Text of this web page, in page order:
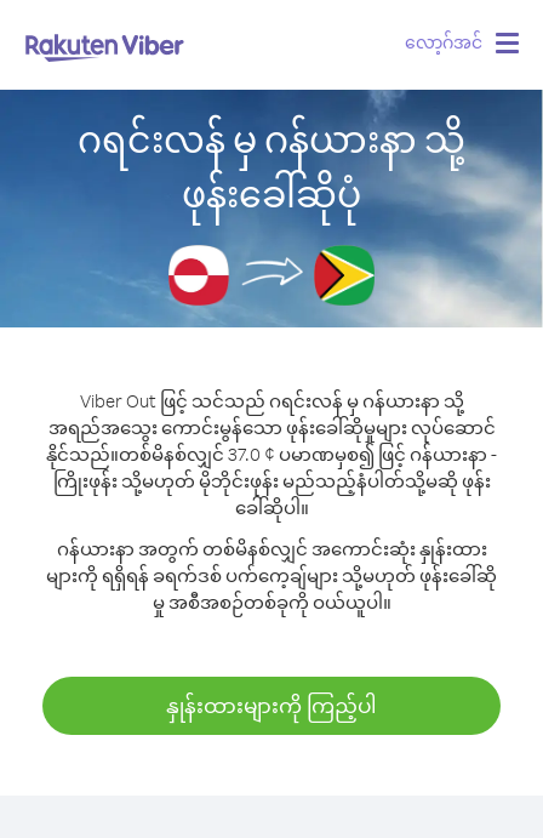
လော့ဂ်အင်
ဂရင်းလန် မှ ဂန်ယားနာ သို့
ဖုန်းခေါ်ဆိုပုံ
Viber Out ဖြင့် သင်သည် ဂရင်းလန် မှ ဂန်ယားနာ သို့
အရည်အသွေး ကောင်းမွန်သော ဖုန်းခေါ်ဆိုမှုများ လုပ်ဆောင်
နိုင်သည်။တစ်မိနစ်လျှင် 37.0 ¢ ပမာဏမှစ၍ ဖြင့် ဂန်ယားနာ -
ကြိုးဖုန်း သို့မဟုတ် မိုဘိုင်းဖုန်း မည်သည့်နံပါတ်သို့မဆို ဖုန်း
ခေါ်ဆိုပါ။
ဂန်ယားနာ အတွက် တစ်မိနစ်လျှင် အကောင်းဆုံး နှုန်းထား
များကို ရရှိရန် ခရက်ဒစ် ပက်ကေ့ချ်များ သို့မဟုတ် ဖုန်းခေါ်ဆို
မှု အစီအစဉ်တစ်ခုကို ဝယ်ယူပါ။
နှုန်းထားများကို ကြည့်ပါ